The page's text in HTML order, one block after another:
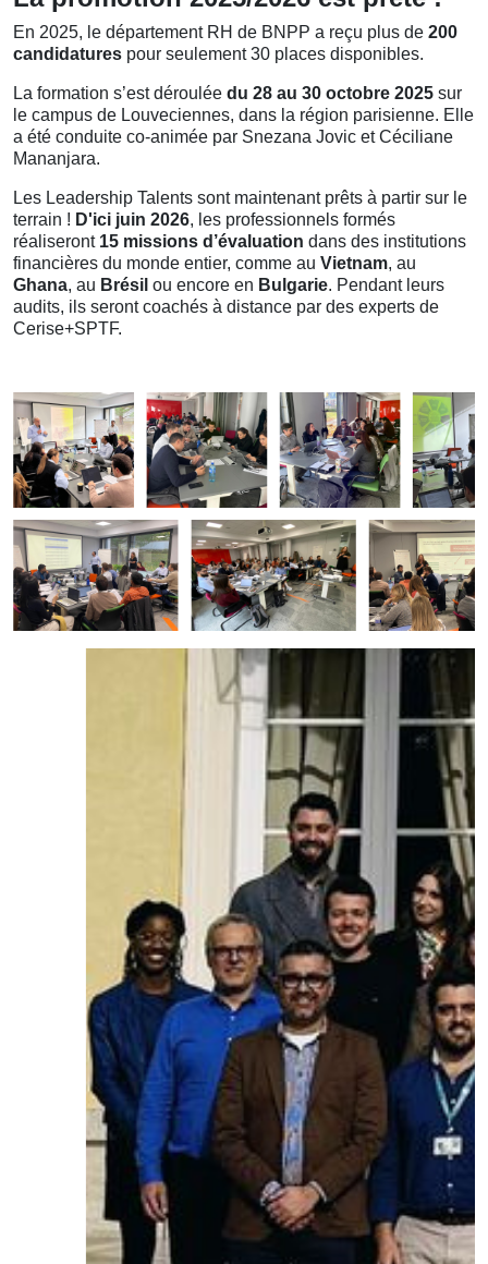
En 2025, le département RH de BNPP a reçu plus de 200
candidatures pour seulement 30 places disponibles.
La formation s’est déroulée du 28 au 30 octobre 2025 sur
le campus de Louveciennes, dans la région parisienne. Elle
a été conduite co-animée par Snezana Jovic et Céciliane
Mananjara.
Les Leadership Talents sont maintenant prêts à partir sur le
terrain ! D'ici juin 2026, les professionnels formés
réaliseront 15 missions d’évaluation dans des institutions
financières du monde entier, comme au Vietnam, au
Ghana, au Brésil ou encore en Bulgarie. Pendant leurs
audits, ils seront coachés à distance par des experts de
Cerise+SPTF.